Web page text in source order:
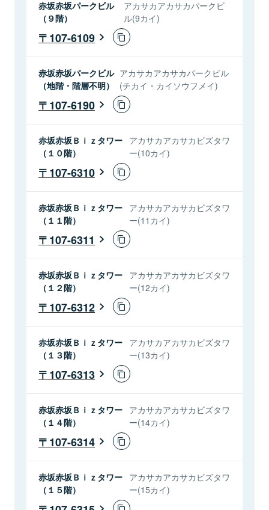
赤坂赤坂パークビル
（９階）
アカサカアカサカパークビ
ル(9カイ)
107-6109
赤坂赤坂パークビル
（地階・階層不明）
アカサカアカサカパークビル
(チカイ・カイソウフメイ)
107-6190
赤坂赤坂Ｂｉｚタワー
（１０階）
アカサカアカサカビズタワ
ー(10カイ)
107-6310
赤坂赤坂Ｂｉｚタワー
（１１階）
アカサカアカサカビズタワ
ー(11カイ)
107-6311
赤坂赤坂Ｂｉｚタワー
（１２階）
アカサカアカサカビズタワ
ー(12カイ)
107-6312
赤坂赤坂Ｂｉｚタワー
（１３階）
アカサカアカサカビズタワ
ー(13カイ)
107-6313
赤坂赤坂Ｂｉｚタワー
（１４階）
アカサカアカサカビズタワ
ー(14カイ)
107-6314
赤坂赤坂Ｂｉｚタワー
（１５階）
アカサカアカサカビズタワ
ー(15カイ)